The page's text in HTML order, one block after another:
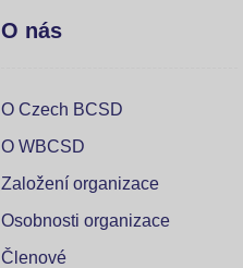
O nás
O Czech BCSD
O WBCSD
Založení organizace
Osobnosti organizace
Členové